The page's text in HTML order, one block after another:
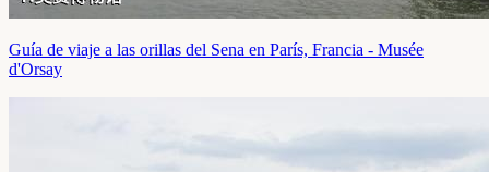
Guía de viaje a las orillas del Sena en París, Francia - Musée
d'Orsay